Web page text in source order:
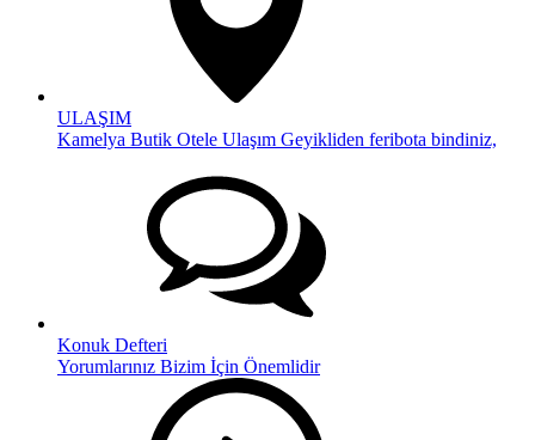
ULAŞIM
Kamelya Butik Otele Ulaşım Geyikliden feribota bindiniz,
Konuk Defteri
Yorumlarınız Bizim İçin Önemlidir